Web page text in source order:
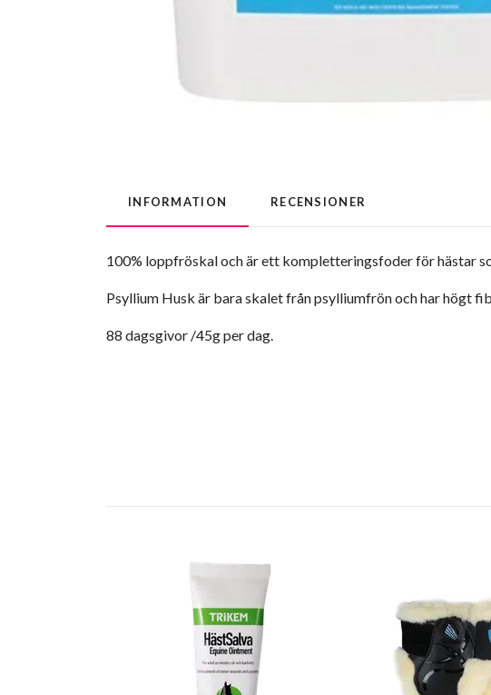
INFORMATION RECENSIONER
100% loppfröskal och är ett kompletteringsfoder för hästar
Psyllium Husk är bara skalet från psylliumfrön och har högt
88 dagsgivor /45g per dag.